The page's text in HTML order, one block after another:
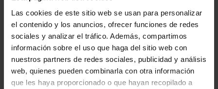
Las cookies de este sitio web se usan para personalizar
el contenido y los anuncios, ofrecer funciones de redes
sociales y analizar el tráfico. Además, compartimos
información sobre el uso que haga del sitio web con
nuestros partners de redes sociales, publicidad y análisis
web, quienes pueden combinarla con otra información
que les haya proporcionado o que hayan recopilado a